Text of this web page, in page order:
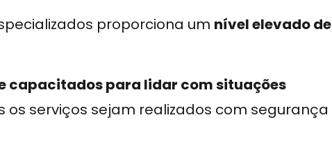
proporciona um nível elevado de
capacitados para lidar com situações
os serviços sejam realizados com segurança